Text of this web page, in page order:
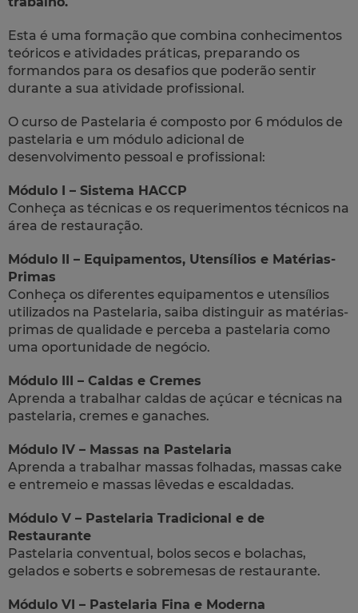
Esta é uma formação que combina conhecimentos
teóricos e atividades práticas, preparando os
formandos para os desafios que poderão sentir
durante a sua atividade profissional.
O curso de Pastelaria é composto por 6 módulos de
pastelaria e um módulo adicional de
desenvolvimento pessoal e profissional:
Módulo I – Sistema HACCP
Conheça as técnicas e os requerimentos técnicos na
área de restauração.
Módulo II – Equipamentos, Utensílios e Matérias-
Primas
Conheça os diferentes equipamentos e utensílios
utilizados na Pastelaria, saiba distinguir as matérias-
primas de qualidade e perceba a pastelaria como
uma oportunidade de negócio.
Módulo III – Caldas e Cremes
Aprenda a trabalhar caldas de açúcar e técnicas na
pastelaria, cremes e ganaches.
Módulo IV – Massas na Pastelaria
Aprenda a trabalhar massas folhadas, massas cake
e entremeio e massas lêvedas e escaldadas.
Módulo V – Pastelaria Tradicional e de
Restaurante
Pastelaria conventual, bolos secos e bolachas,
gelados e soberts e sobremesas de restaurante.
Módulo VI – Pastelaria Fina e Moderna